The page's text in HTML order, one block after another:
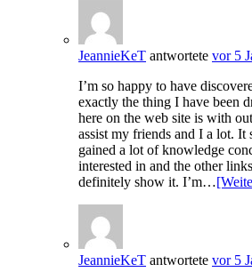
JeannieKeT antwortete vor 5
I’m so happy to have
exactly the thing I have been
here on the web site is with
assist my friends and I a lot. It
gained a lot of knowledge
interested in and the other
definitely show it. I’m…
JeannieKeT antwortete vor 5